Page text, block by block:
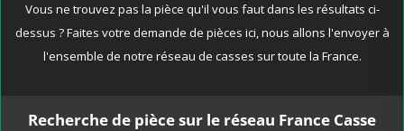
Vous ne trouvez pas la pièce qu'il vous faut dans les résultats ci-
dessus ? Faites votre demande de pièces ici, nous allons l'envoyer à
l'ensemble de notre réseau de casses sur toute la France.
Recherche de pièce sur le réseau France Casse